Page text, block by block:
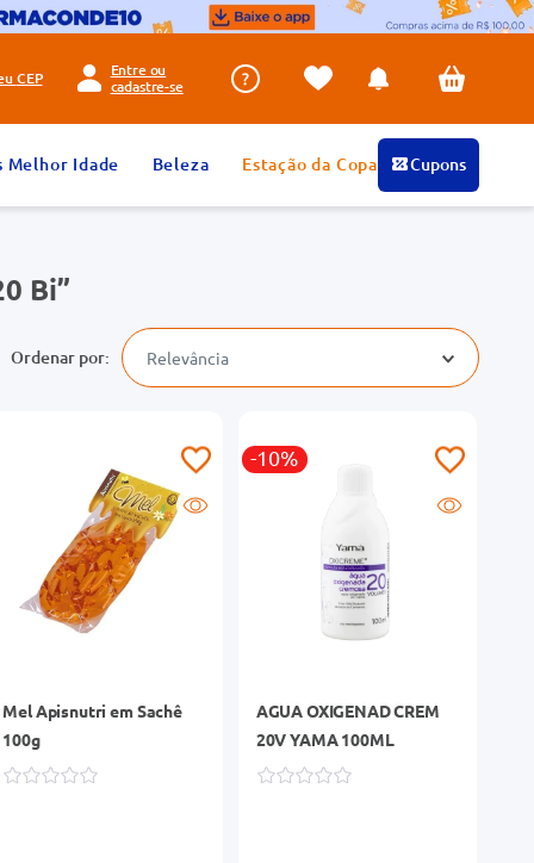
CEP
Entre ou
cadastre-se
Melhor Idade Beleza Estação da Copa Cupons
Bi
Relevância
Mel Apisnutri em Sachê
100g
-10%
AGUA OXIGENAD CREM
20V YAMA 100ML